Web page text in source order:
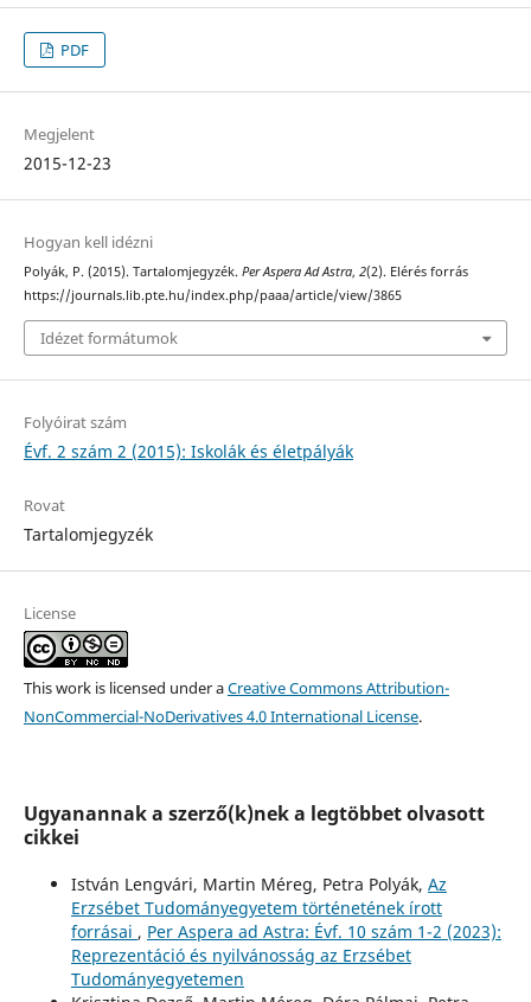
PDF
Megjelent
2015-12-23
Hogyan kell idézni
Polyák, P. (2015). Tartalomjegyzék. Per Aspera Ad Astra, 2(2). Elérés forrás
https://journals.lib.pte.hu/index.php/paaa/article/view/3865
Idézet formátumok
Folyóirat szám
Évf. 2 szám 2 (2015): Iskolák és életpályák
Rovat
Tartalomjegyzék
License
This work is licensed under aCreative Commons Attribution-
NonCommercial-NoDerivatives 4.0 International License.
Ugyanannak a szerző(k)nek a legtöbbet olvasott
cikkei
István Lengvári, Martin Méreg, Petra Polyák, Az
Erzsébet Tudományegyetem történetének írott
forrásai , Per Aspera ad Astra: Évf. 10 szám 1-2 (2023):
Reprezentáció és nyilvánosság az Erzsébet
Tudományegyetemen